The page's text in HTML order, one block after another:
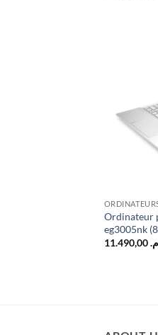
Ordinateur
eg3005nk
11.490,00